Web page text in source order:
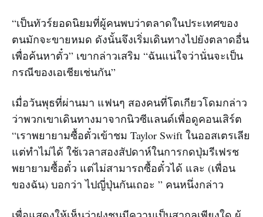
“เป็นทัวร์ยอดนิยมที่ผู้คนพบว่าตลาดในประเทศของ
ตนมักจะขายหมด ดังนั้นจึงเริ่มเดินทางไปยังตลาดอื่น
เพื่อค้นหาตั๋ว” เขากล่าวเสริม “ฉันแน่ใจว่านั่นจะเป็น
กรณีของเอเชียเช่นกัน”
เมื่อวันพุธที่ผ่านมา แฟนๆ สองคนที่โตเกียวโดมกล่าว
ว่าพวกเขาเดินทางมาจากนิวซีแลนด์เพื่อดูคอนเสิร์ต
“เราพยายามซื้อตั๋วเข้าชม Taylor Swift ในออสเตรเลีย
แต่ทำไม่ได้ ใช้เวลาสองสัปดาห์ในการกดปุ่มรีเฟรช
พยายามซื้อตั๋ว แต่ไม่สามารถซื้อตั๋วได้ และ (เพื่อน
ของฉัน) บอกว่า ไปญี่ปุ่นกันเถอะ ” คนหนึ่งกล่าว